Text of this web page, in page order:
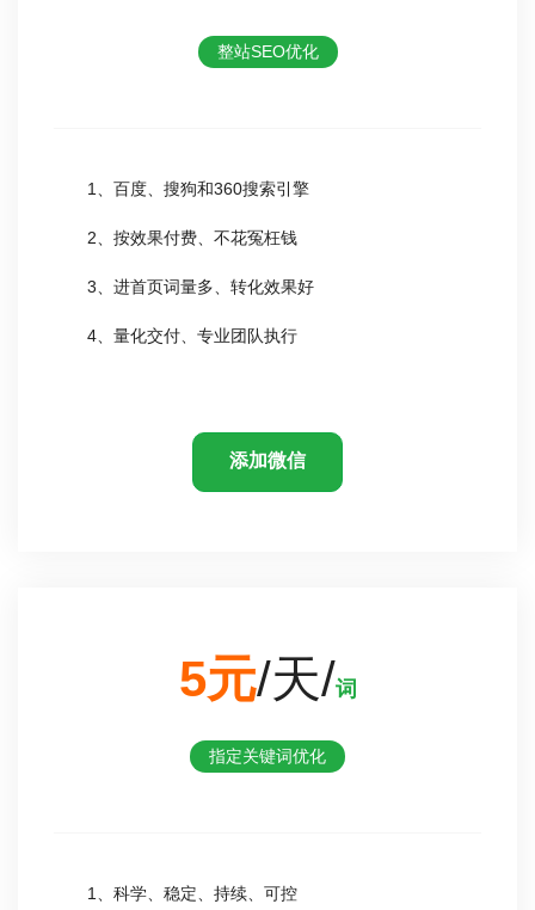
整站SEO优化
1、百度、搜狗和360搜索引擎
2、按效果付费、不花冤枉钱
3、进首页词量多、转化效果好
4、量化交付、专业团队执行
添加微信
5元/天/词
指定关键词优化
1、科学、稳定、持续、可控